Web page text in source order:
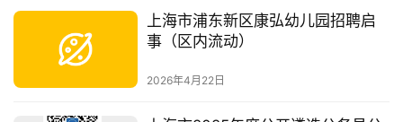
上海市浦东新区康弘幼儿园招聘启
事（区内流动）
2026年4月22日